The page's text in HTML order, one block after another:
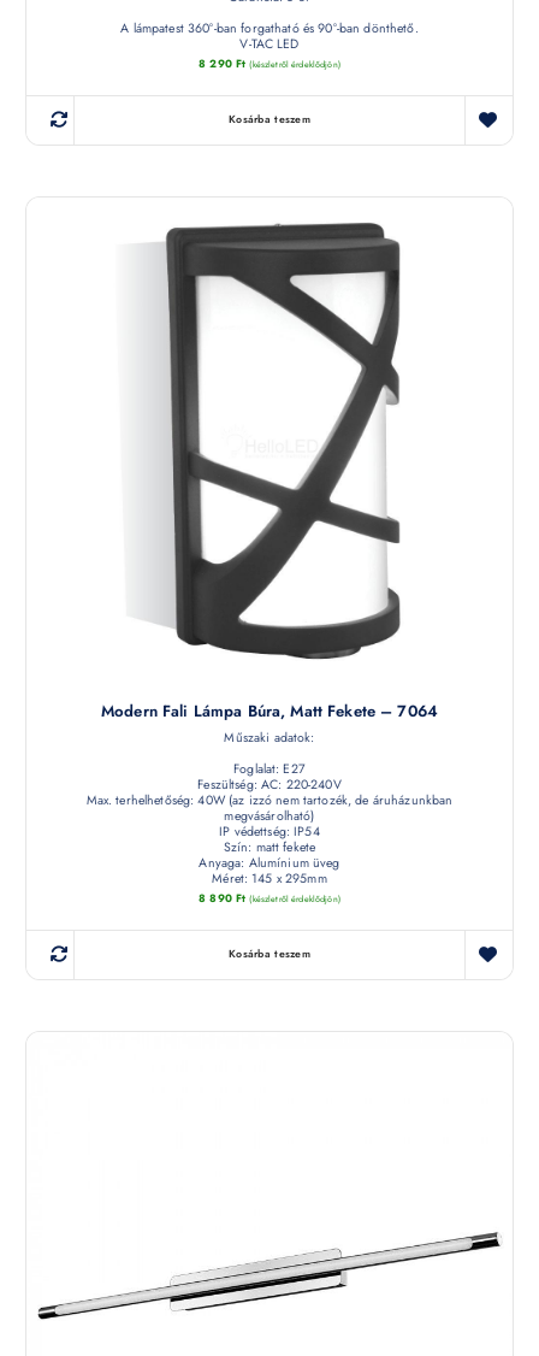
A lámpatest 360°-ban forgatható és 90°-ban dönthető.
V-TAC LED
8 290 Ft (készletről érdeklődjön)
Kosárba teszem
Modern Fali Lámpa Búra, Matt Fekete – 7064
Műszaki adatok:
Foglalat: E27
Feszültség: AC: 220-240V
Max. terhelhetőség: 40W (az izzó nem tartozék, de áruházunkban
megvásárolható)
IP védettség: IP54
Szín: matt fekete
Anyaga: Alumínium üveg
Méret: 145 x 295mm
8 890 Ft (készletről érdeklődjön)
Kosárba teszem